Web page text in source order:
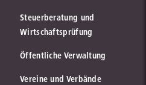
Steuerberatung und
Wirtschaftsprüfung
Öffentliche Verwaltung
Vereine und Verbände